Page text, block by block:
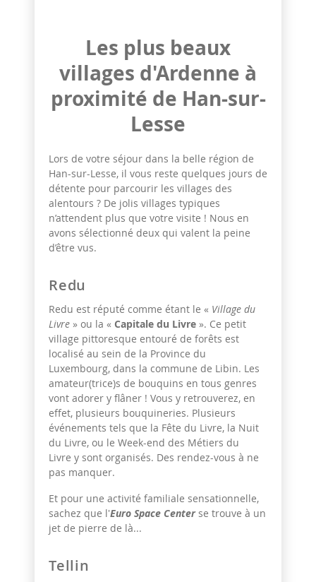
Les plus beaux
villages d'Ardenne à
proximité de Han-sur-
Lesse
Lors de votre séjour dans la belle région de
Han-sur-Lesse, il vous reste quelques jours de
détente pour parcourir les villages des
alentours ? De jolis villages typiques
n’attendent plus que votre visite ! Nous en
avons sélectionné deux qui valent la peine
d’être vus.
Redu
Redu est réputé comme étant le « Village du
Livre » ou la « Capitale du Livre ». Ce petit
village pittoresque entouré de forêts est
localisé au sein de la Province du
Luxembourg, dans la commune de Libin. Les
amateur(trice)s de bouquins en tous genres
vont adorer y flâner ! Vous y retrouverez, en
effet, plusieurs bouquineries. Plusieurs
événements tels que la Fête du Livre, la Nuit
du Livre, ou le Week-end des Métiers du
Livre y sont organisés. Des rendez-vous à ne
pas manquer.
Et pour une activité familiale sensationnelle,
sachez que l'Euro Space Centerse trouve à un
jet de pierre de là...
Tellin